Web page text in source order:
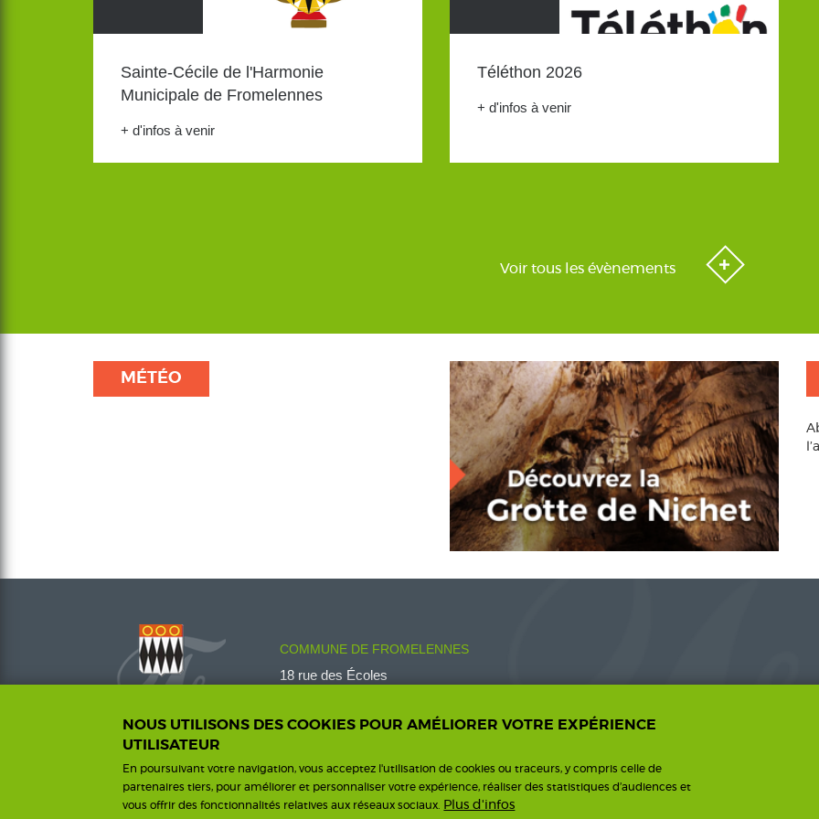
Sainte-Cécile de l'Harmonie
Municipale de Fromelennes
+ d'infos à venir
Téléthon 2026
+ d'infos à venir
Voir tous les évènements
MÉTÉO
COMMUNE DE FROMELENNES
18 rue des Écoles
NOUS UTILISONS DES COOKIES POUR AMÉLIORER VOTRE EXPÉRIENCE
UTILISATEUR
En poursuivant votre navigation, vous acceptez l'utilisation de cookies ou traceurs, y compris celle de
partenaires tiers, pour améliorer et personnaliser votre expérience, réaliser des statistiques d’audiences et
vous offrir des fonctionnalités relatives aux réseaux sociaux.
Plus d'infos